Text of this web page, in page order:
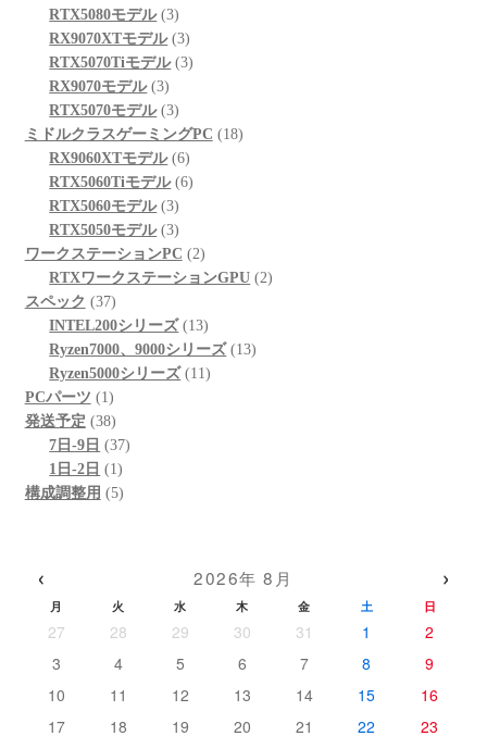
個
の
商
RTX5080モデル 33
個
の
品
RX9070XTモデル 33
個
品
RTX5070Tiモデル 33
商
品
RX9070モデル 33
個
の
商
品
RTX5070モデル 33
個
の
商
品
ミドルクラスゲーミングPC 1818
RX9060XTモデル 66
個
品
RTX5060Tiモデル 66
商
品
RTX5060モデル 33
個
の
商
RTX5050モデル 33
個
の
品
ワークステーションPC 22
個
商
品
RTXワークステーションGPU 22
スペック 3737
個
の
商
品
INTEL200シリーズ 1313
個
の
Ryzen7000、9000シリーズ 1313
Ryzen5000シリーズ 1111
PCパーツ 1 1
個
の
商
品
発送予定 3838
個
の
商
7日-9日 3737
1日-2日 11
個
構成調整用 55
‹ 2026年 8月 ›
月 火 水 木 金 土 日
27 28 29 30 31 1
2
3
4 5 6 7 8
9
10
11 12 13 14 15
16
17
18 19 20 21 22 23